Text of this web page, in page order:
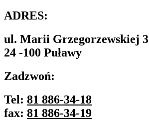
ADRES:
ul. Marii Grzegorzewskiej 3
24 -100 Puławy
Zadzwoń:
Tel: 81 886-34-18
fax: 81 886-34-19